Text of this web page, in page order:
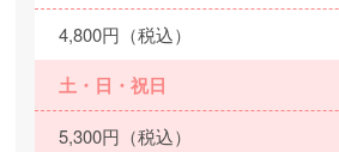
4,800円（税込）
土・日・祝日
5,300円（税込）